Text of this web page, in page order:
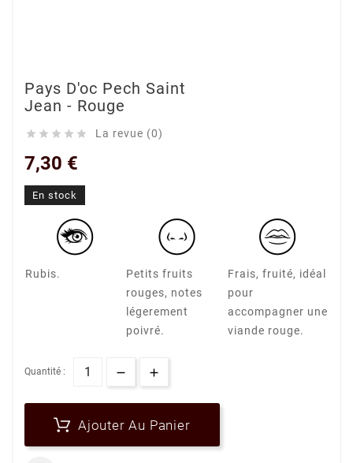
Pays D'oc Pech Saint
Jean - Rouge
     La revue (0)
7,30 €
En stock
Rubis.
Petits fruits
rouges, notes
légerement
poivré.
Frais, fruité, idéal
pour
accompagner une
viande rouge.
Quantité :
Ajouter Au Panier